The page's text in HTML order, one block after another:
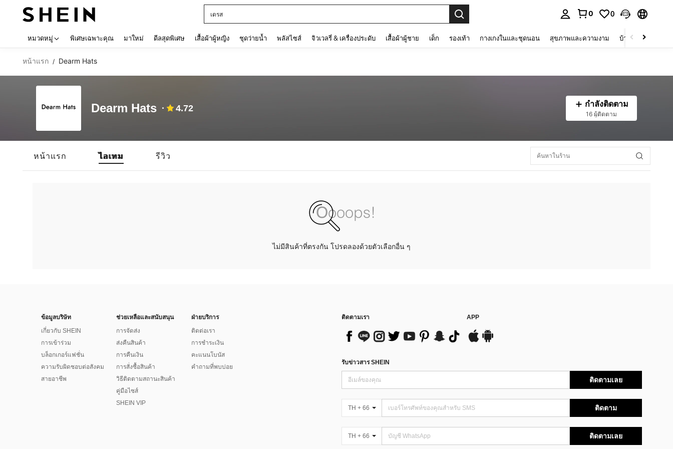
เดรส
0 0
หมวดหมู่ พิเศษเฉพาะคุณ มาใหม่ ดีลสุดพิเศษ เสื้อผ้าผู้หญิง ชุดว่ายน้ำ พลัสไซส์ จิวเวลรี่ & เครื่องประดับ เสื้อผ้าผู้ชาย เด็ก รองเท้า กางเกงในและชุดนอน สุขภาพและความงาม บ้านและที่อยู่อาศัย
หน้าแรก / Dearm Hats
Dearm Hats 4.72 กำลังติดตาม
16 ผู้ติดตาม
หน้าแรก ไอเทม รีวิว
ไม่มีสินค้าที่ตรงกัน โปรดลองด้วยตัวเลือกอื่น ๆ
ข้อมูลบริษัท
เกี่ยวกับ SHEIN
การเข้าร่วม
บล็อกเกอร์แฟชั่น
ความรับผิดชอบต่อสังคม
สายอาชีพ
ช่วยเหลือและสนับสนุน
การจัดส่ง
ส่งคืนสินค้า
การคืนเงิน
การสั่งซื้อสินค้า
วิธีติดตามสถานะสินค้า
คู่มือไซส์
SHEIN VIP
ฝ่ายบริการ
ติดต่อเรา
การชำระเงิน
คะแนนโบนัส
คำถามที่พบบ่อย
ติดตามเรา APP
รับข่าวสาร SHEIN
ติดตามเลย
TH + 66 ติดตาม
TH + 66 ติดตามเลย